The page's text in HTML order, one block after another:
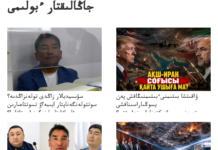
جاڭالىقتار ءبولىمى
سۋبسيديالار زاڭدى تولەنزاڭدىە؟
سوتتولەنگەناپتار ايىبە؟ۋ تسوتتاعىارىن
قايجاۋاپتارعا نەگىز ايىپتاۋا ما؟
تۇجىرىمدارىنقايتاقاراۋعانەگىزبولاالاما؟
ۋاقىتشا بىتىمنىءبىتىمنىڭاقش پەن
يسوڭىاراسىناقشى
تەپەنىرەسيرانىكتەناراسىنداعىقتى؟
تەكەتىرەسنەلىكتەنقايتاۋشىقتى؟